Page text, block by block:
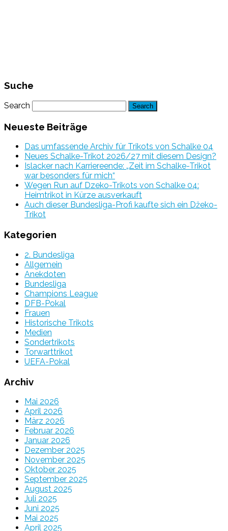
Suche
Search
Neueste Beiträge
Das umfassende Archiv für Trikots von Schalke 04
Neues Schalke-Trikot 2026/27 mit diesem Design?
Islacker nach Karriereende: „Zeit im Schalke-Trikot
war besonders für mich“
Wegen Run auf Dzeko-Trikots von Schalke 04:
Heimtrikot in Kürze ausverkauft
Auch dieser Bundesliga-Profi kaufte sich ein Džeko-
Trikot
Kategorien
2. Bundesliga
Allgemein
Anekdoten
Bundesliga
Champions League
DFB-Pokal
Frauen
Historische Trikots
Medien
Sondertrikots
Torwarttrikot
UEFA-Pokal
Archiv
Mai 2026
April 2026
März 2026
Februar 2026
Januar 2026
Dezember 2025
November 2025
Oktober 2025
September 2025
August 2025
Juli 2025
Juni 2025
Mai 2025
April 2025